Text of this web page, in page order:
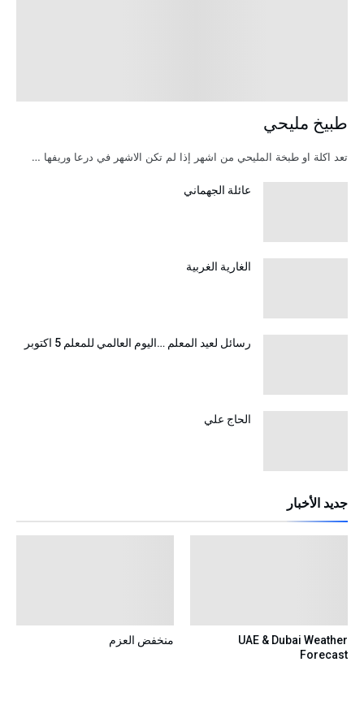
طبيخ مليحي
تعد اكلة او طبخة المليحي من اشهر إذا لم تكن الاشهر في درعا وريفها …
عائلة الجهماني
الغارية الغربية
رسائل لعيد المعلم …اليوم العالمي للمعلم 5 اكتوبر
الحاج علي
جديد الأخبار
منخفض العزم
UAE & Dubai Weather
Forecast